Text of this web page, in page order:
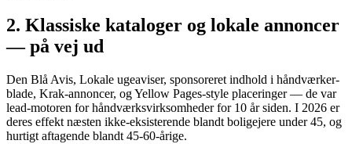
2. Klassiske kataloger og lokale annoncer
— på vej ud
Den Blå Avis, Lokale ugeaviser, sponsoreret indhold i håndværker-
blade, Krak-annoncer, og Yellow Pages-style placeringer — de var
lead-motoren for håndværksvirksomheder for 10 år siden. I 2026 er
deres effekt næsten ikke-eksisterende blandt boligejere under 45, og
hurtigt aftagende blandt 45-60-årige.